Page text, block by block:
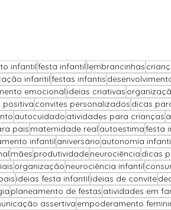
de Textos Fotografia
Memórias em Família
Emocional
infantilfesta infantil lembrancinhas
infantilfestas infantis
emocional ideias criativas
positiva convites personalizados dicas
autocuidado atividades para crianças
pais maternidade real autoestimafesta
infantil aniversário autonomia
mães produtividadeneurociência dicas
organização neurociência infantil
ideias festa infantil ideias de convite
planeamento de festas atividades em
assertiva empoderamento